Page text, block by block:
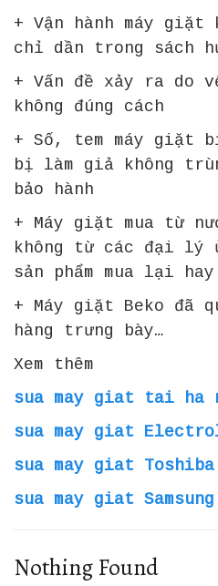
+ Vận hành máy giặt
chỉ dần trong sách
+ Vấn đề xảy ra do
không đúng cách
+ Số, tem máy giặt
bị làm giả không
bảo hành
+ Máy giặt mua từ
không từ các đại lý
sản phẩm mua lại
+ Máy giặt Beko đã
hàng trưng bày…
Xem thêm
sua may giat tai ha
sua may giat
sua may giat Toshiba
sua may giat Samsung
Nothing Found